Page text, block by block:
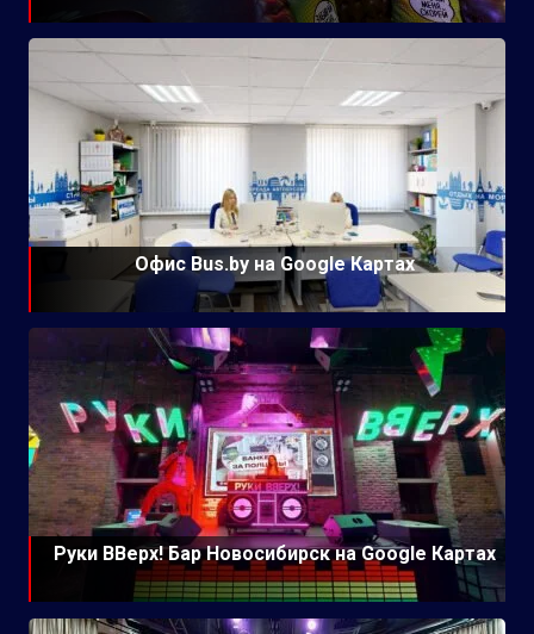
Офис Bus.by на Google Картах
Руки ВВерх! Бар Новосибирск на Google Картах